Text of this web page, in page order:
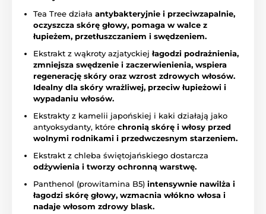
Tea Tree działa antybakteryjnie i przeciwzapalnie,
oczyszcza skórę głowy, pomaga w walce z
łupieżem, przetłuszczaniem i swędzeniem.
Ekstrakt z wąkroty azjatyckiej łagodzi podrażnienia,
zmniejsza swędzenie i zaczerwienienia, wspiera
regenerację skóry oraz wzrost zdrowych włosów.
Idealny dla skóry wrażliwej, przeciw łupieżowi i
wypadaniu włosów.
Ekstrakty z kamelii japońskiej i kaki działają jako
antyoksydanty, które chronią skórę i włosy przed
wolnymi rodnikami i przedwczesnym starzeniem.
Ekstrakt z chleba świętojańskiego dostarcza
odżywienia i tworzy ochronną warstwę.
Panthenol (prowitamina B5) intensywnie nawilża i
łagodzi skórę głowy, wzmacnia włókno włosa i
nadaje włosom zdrowy blask.